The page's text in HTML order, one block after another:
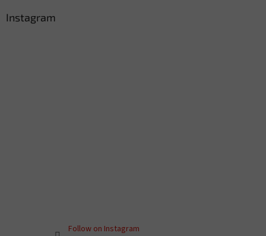
Instagram
Follow on Instagram